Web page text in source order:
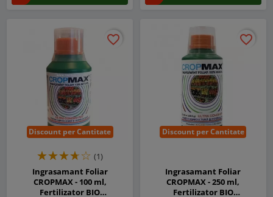
Discount per Cantitate
favorite_border
favorite_border
(1)
Ingrasamant Foliar
CROPMAX - 100 ml,
Fertilizator BIO
Discount per Cantitate
favorite_border
favorite_border
Ingrasamant Foliar
CROPMAX - 250 ml,
Fertilizator BIO